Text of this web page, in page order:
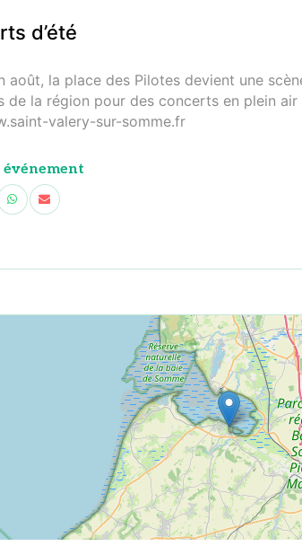
d’été
août, la place des Pilotes devient une
de la région pour des concerts en plein
valery-sur-somme.fr
événement